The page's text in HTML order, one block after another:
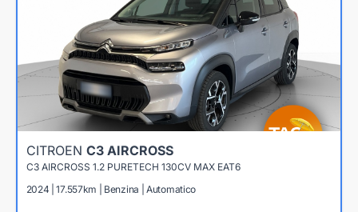
CITROEN C3 AIRCROSS
C3 AIRCROSS 1.2 PURETECH 130CV MAX EAT6
2024 | 17.557km | Benzina | Automatico